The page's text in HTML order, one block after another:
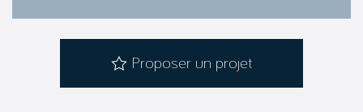
Proposer un projet